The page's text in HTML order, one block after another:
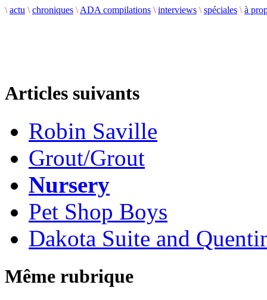
\ actu \ chroniques \ ADA compilations \ interviews \ spéciales \ à
Articles suivants
Robin Saville
Grout/Grout
Nursery
Pet Shop Boys
Dakota Suite and
Même rubrique